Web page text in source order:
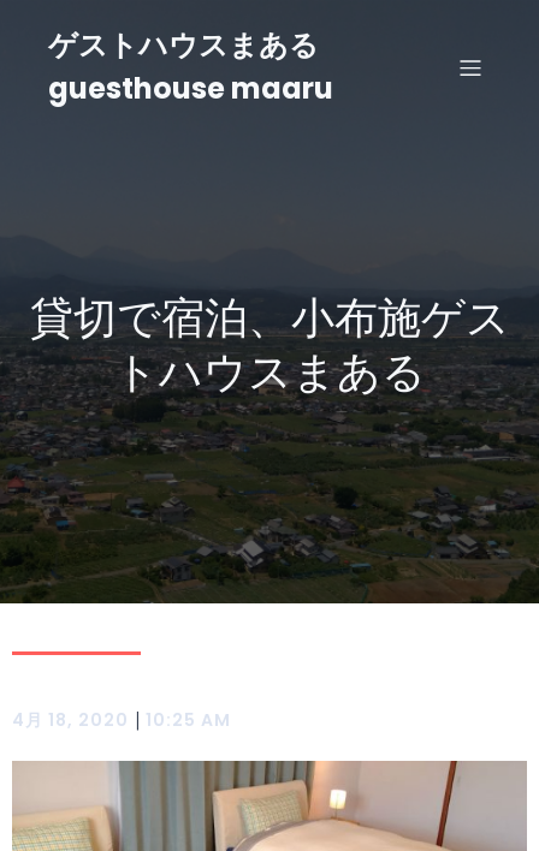
ゲストハウスまある
guesthouse maaru
貸切で宿泊、小布施ゲス
トハウスまある
4月 18, 2020 | 10:25 AM